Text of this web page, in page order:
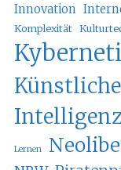
Innovation
Komplexität
Künstliche
Lernen